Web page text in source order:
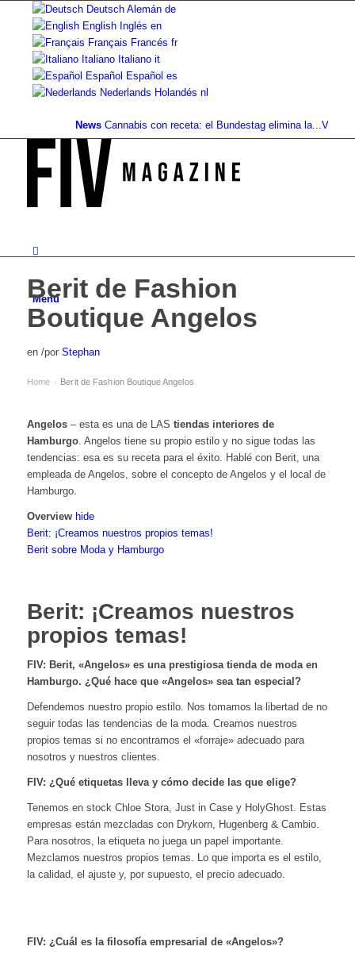
Deutsch Alemán de
English Inglés en
Français Francés fr
Italiano Italiano it
Español Español es
Nederlands Holandés nl
News Cannabis con receta: el Bundestag elimina la...Valor del
Menú
Berit de Fashion
Boutique Angelos
en /por Stephan
Home › Berit de Fashion Boutique Angelos
Angelos– esta es una de LAS tiendas interiores de
Hamburgo. Angelos tiene su propio estilo y no sigue todas las
tendencias: esa es su receta para el éxito. Hablé con Berit, una
empleada de Angelos, sobre el concepto de Angelos y el local de
Hamburgo.
Overview hide
Berit: ¡Creamos nuestros propios temas!
Berit sobre Moda y Hamburgo
Berit: ¡Creamos nuestros
propios temas!
FIV: Berit, «Angelos» es una prestigiosa tienda de moda en
Hamburgo. ¿Qué hace que «Angelos» sea tan especial?
Defendemos nuestro propio estilo. Nos tomamos la libertad de no
seguir todas las tendencias de la moda. Creamos nuestros
propios temas si no encontramos el «forraje» adecuado para
nosotros y nuestros clientes.
FIV: ¿Qué etiquetas lleva y cómo decide las que elige?
Tenemos en stock Chloe Stora, Just in Case y HolyGhost. Estas
empresas están mezcladas con Drykorn, Hugenberg & Cambio.
Para nosotros, la etiqueta no juega un papel importante.
Mezclamos nuestros propios temas. Lo que importa es el estilo,
la calidad, el ajuste y, por supuesto, el precio adecuado.
FIV: ¿Cuál es la filosofía empresarial de «Angelos»?